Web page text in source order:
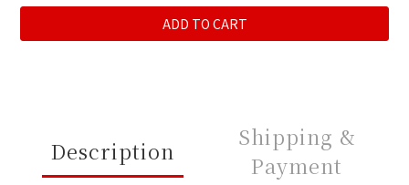
ADD TO CART
Description
Shipping &
Payment